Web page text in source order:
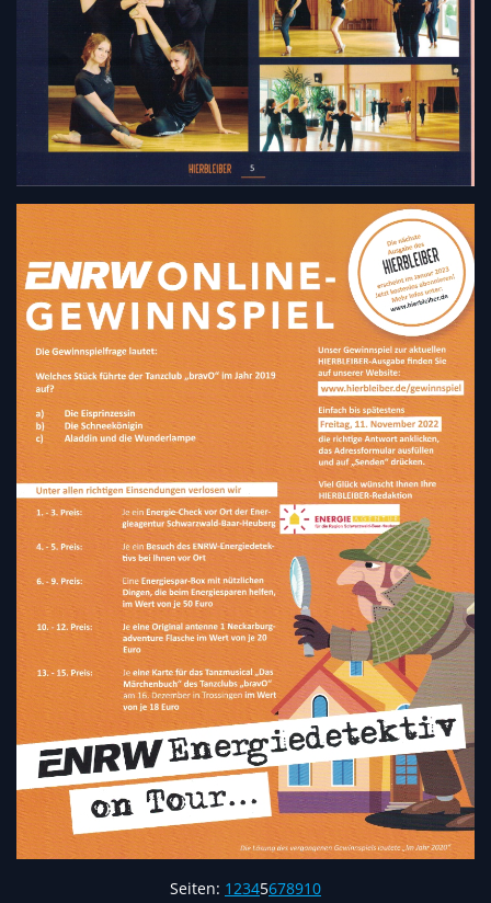
Seiten: 12345678910